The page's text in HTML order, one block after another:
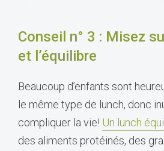
Conseil n° 3 : Misez
et l’équilibre
Beaucoup d’enfants sont
le même type de lunch, donc
compliquer la vie! Un lunch
des aliments protéinés, des